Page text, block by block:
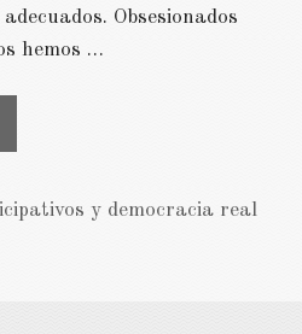
Obsesionados
hemos …
y democracia real